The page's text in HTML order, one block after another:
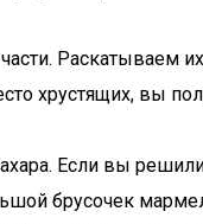
хрустящих, вы
Если вы
брусочек